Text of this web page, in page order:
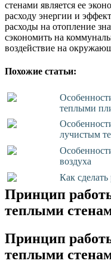
стенами является ее
расходу энергии и
расходы на отопление
сэкономить на
воздействие на
Похожие статьи:
теплыми
лучистым
воздуха
Как сделать
Принцип
теплыми
Принцип
теплыми